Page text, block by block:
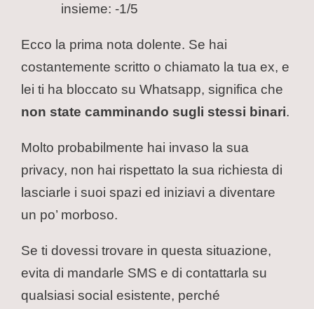
insieme: -1/5
Ecco la prima nota dolente. Se hai
costantemente scritto o chiamato la tua ex, e
lei ti ha bloccato su Whatsapp, significa che
non state camminando sugli stessi binari.
Molto probabilmente hai invaso la sua
privacy, non hai rispettato la sua richiesta di
lasciarle i suoi spazi ed iniziavi a diventare
un po’ morboso.
Se ti dovessi trovare in questa situazione,
evita di mandarle SMS e di contattarla su
qualsiasi social esistente, perché